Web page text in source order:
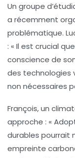
Un groupe
a récemment
problématique.
: « Il est crucial
conscience de
des technologies
non nécessaires
François, un
approche : «
durables pourrait
empreinte